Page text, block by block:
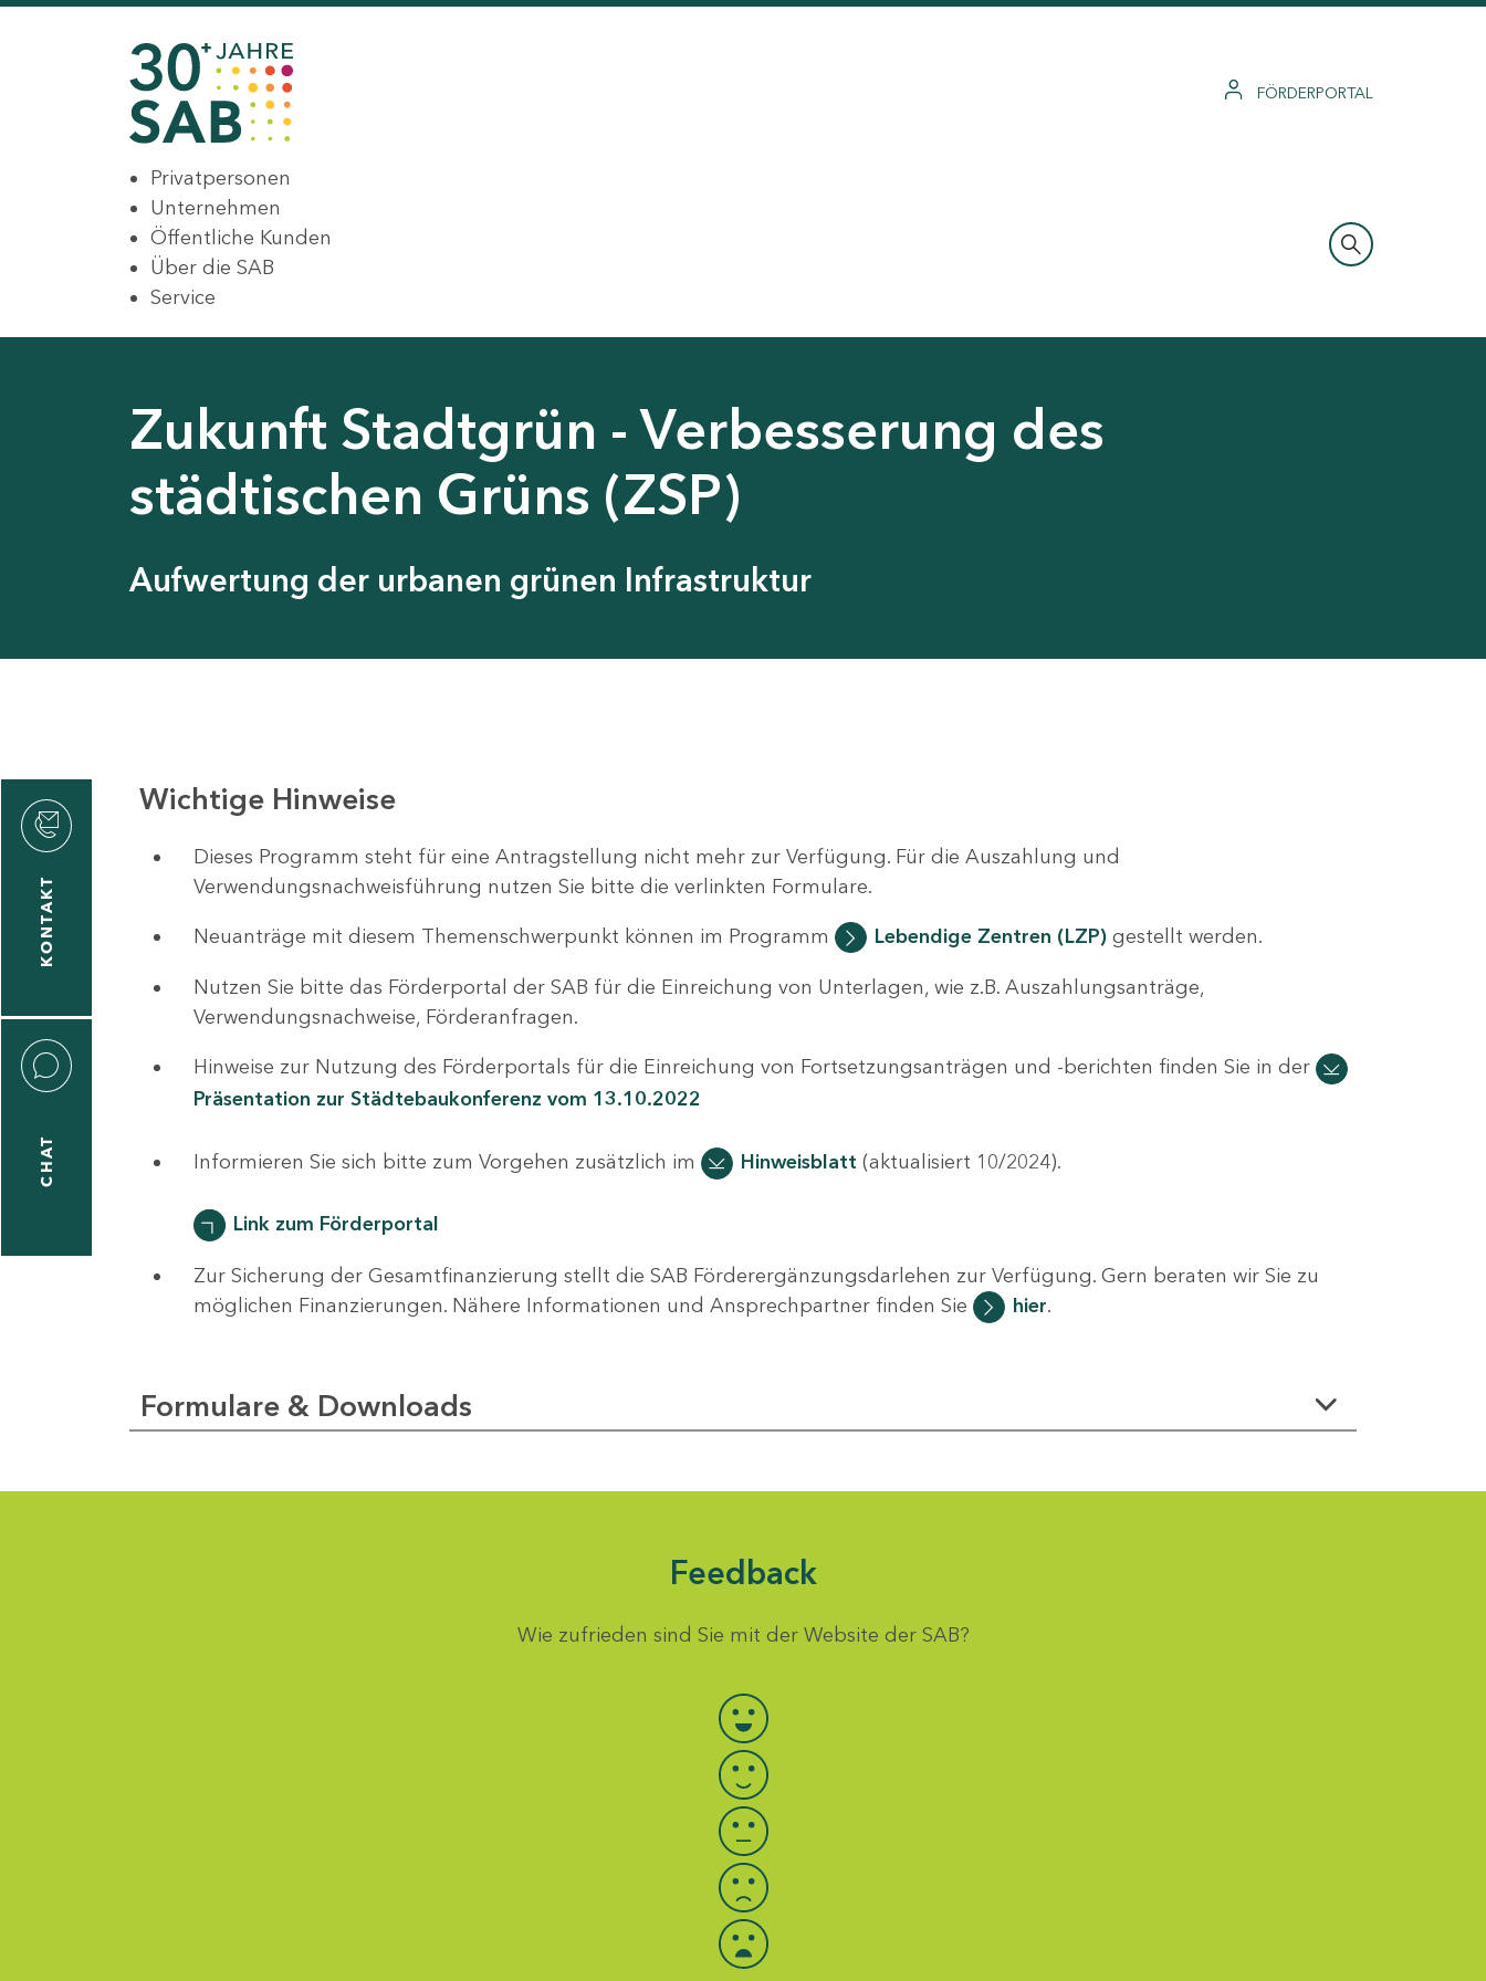
FÖRDERPORTAL
Privatpersonen
Unternehmen
Öffentliche Kunden
Über die SAB
Service
Zukunft Stadtgrün - Verbesserung des
städtischen Grüns (ZSP)
Aufwertung der urbanen grünen Infrastruktur
KONTAKT
CHAT
Wichtige Hinweise
Dieses Programm steht für eine Antragstellung nicht mehr zur Verfügung. Für die Auszahlung und
Verwendungsnachweisführung nutzen Sie bitte die verlinkten Formulare.
Neuanträge mit diesem Themenschwerpunkt können im Programm Lebendige Zentren (LZP)gestellt werden.
Nutzen Sie bitte das Förderportal der SAB für die Einreichung von Unterlagen, wie z.B. Auszahlungsanträge,
Verwendungsnachweise, Förderanfragen.
Hinweise zur Nutzung des Förderportals für die Einreichung von Fortsetzungsanträgen und -berichten finden Sie in der
Präsentation zur Städtebaukonferenz vom 13.10.2022
Informieren Sie sich bitte zum Vorgehen zusätzlich im Hinweisblatt (aktualisiert 10/2024).
Link zum Förderportal
Zur Sicherung der Gesamtfinanzierung stellt die SAB Förderergänzungsdarlehen zur Verfügung. Gern beraten wir Sie zu
möglichen Finanzierungen. Nähere Informationen und Ansprechpartner finden Sie
hier.
Formulare & Downloads
Feedback
Wie zufrieden sind Sie mit der Website der SAB?
Bewertung auswählen